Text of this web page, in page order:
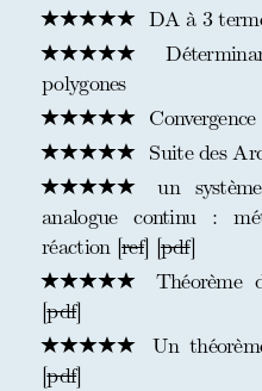
DA à 3
polygones
Suite des
un
analogue continu :
réaction [ref] [pdf]
Théorème
[pdf]
Un
[pdf]